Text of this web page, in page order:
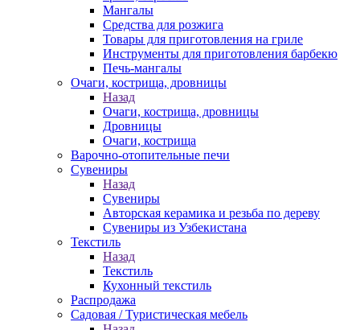
Мангалы
Средства для розжига
Товары для приготовления на гриле
Инструменты для приготовления барбекю
Печь-мангалы
Очаги, кострища, дровницы
Назад
Очаги, кострища, дровницы
Дровницы
Очаги, кострища
Варочно-отопительные печи
Сувениры
Назад
Сувениры
Авторская керамика и резьба по дереву
Сувениры из Узбекистана
Текстиль
Назад
Текстиль
Кухонный текстиль
Распродажа
Садовая / Туристическая мебель